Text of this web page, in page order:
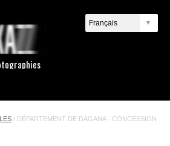
/ DÉPARTEMENT DE DAGANA - CONCESSION